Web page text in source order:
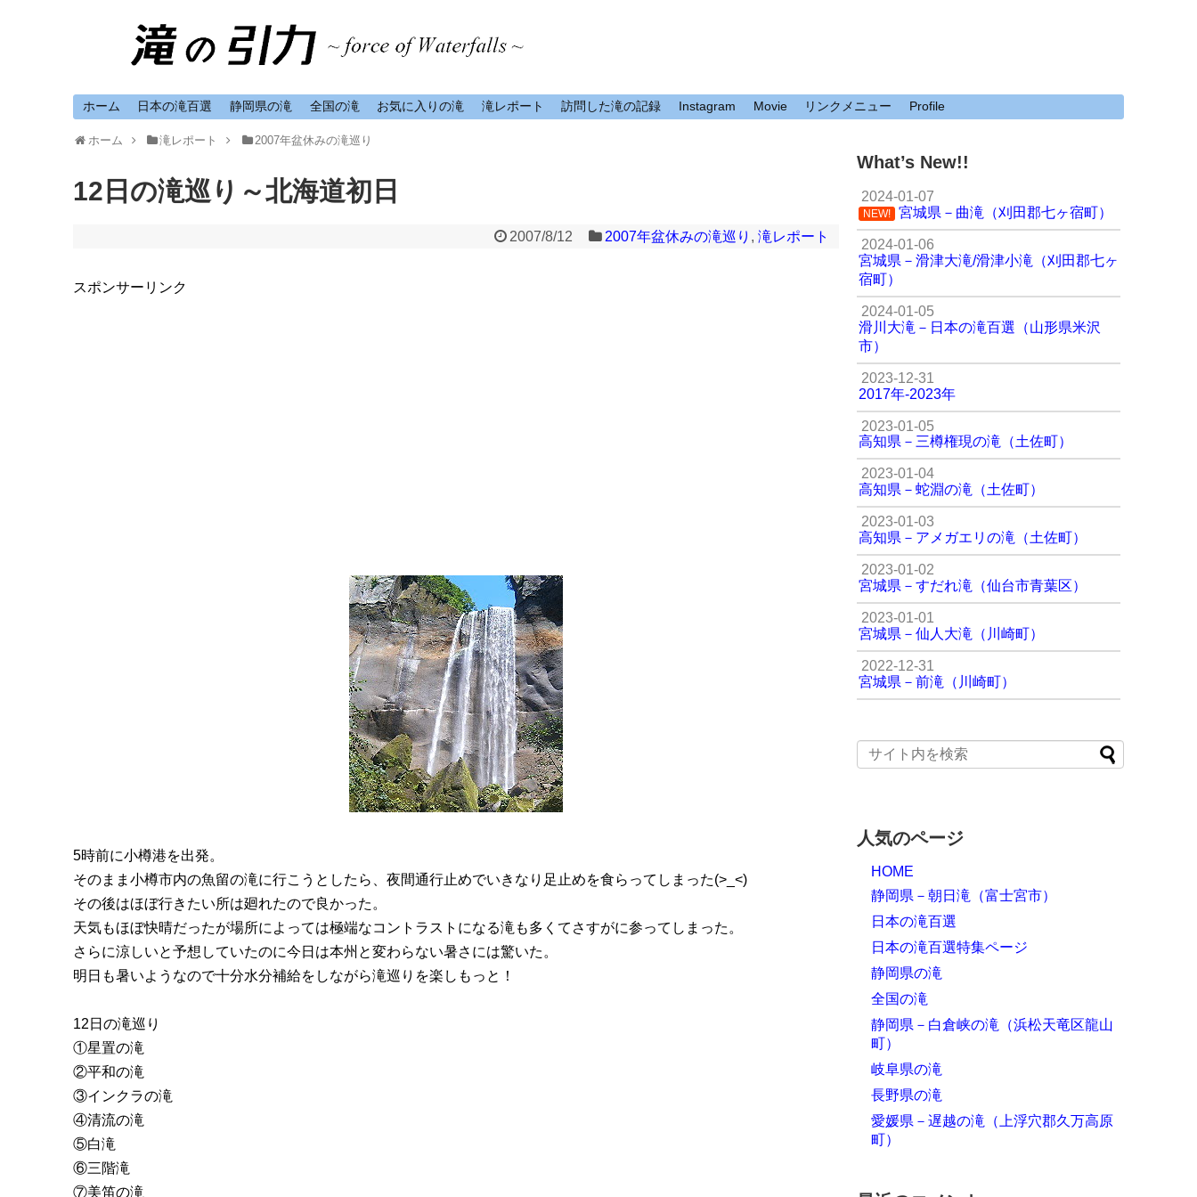
ホーム 日本の滝百選 静岡県の滝 全国の滝 お気に入りの滝 滝レポート 訪問した滝の記録 Instagram Movie リンクメニュー Profile
ホーム 滝レポート 2007年盆休みの滝巡り
12日の滝巡り～北海道初日
2007/8/12 2007年盆休みの滝巡り , 滝レポート
スポンサーリンク
5時前に小樽港を出発。
そのまま小樽市内の魚留の滝に行こうとしたら、夜間通行止めでいきなり足止めを食らってしまった(>_<)
その後はほぼ行きたい所は廻れたので良かった。
天気もほぼ快晴だったが場所によっては極端なコントラストになる滝も多くてさすがに参ってしまった。
さらに涼しいと予想していたのに今日は本州と変わらない暑さには驚いた。
明日も暑いようなので十分水分補給をしながら滝巡りを楽しもっと！
12日の滝巡り
①星置の滝
②平和の滝
③インクラの滝
④清流の滝
⑤白滝
⑥三階滝
⑦美笛の滝
What’s New!!
2024-01-07
NEW! 宮城県－曲滝（刈田郡七ヶ宿町）
2024-01-06
宮城県－滑津大滝/滑津小滝（刈田郡七ヶ
宿町）
2024-01-05
滑川大滝－日本の滝百選（山形県米沢
市）
2023-12-31
2017年-2023年
2023-01-05
高知県－三樽権現の滝（土佐町）
2023-01-04
高知県－蛇淵の滝（土佐町）
2023-01-03
高知県－アメガエリの滝（土佐町）
2023-01-02
宮城県－すだれ滝（仙台市青葉区）
2023-01-01
宮城県－仙人大滝（川崎町）
2022-12-31
宮城県－前滝（川崎町）
人気のページ
HOME
静岡県－朝日滝（富士宮市）
日本の滝百選
日本の滝百選特集ページ
静岡県の滝
全国の滝
静岡県－白倉峡の滝（浜松天竜区龍山
町）
岐阜県の滝
長野県の滝
愛媛県－遅越の滝（上浮穴郡久万高原
町）